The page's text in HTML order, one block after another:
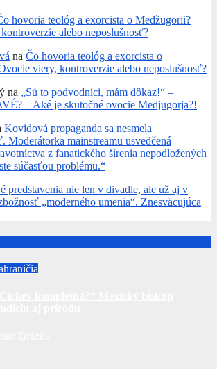
hovoria teológ a exorcista o Medžugorii?
alebo neposlušnosť?
na Čo hovoria teológ a exorcista o
viery, kontroverzie alebo neposlušnosť?
na „Sú to podvodníci, mám dôkaz!“ –
– Aké je skutočné ovocie Medjugorja?!
Kovidová propaganda sa nesmela
Moderátorka mainstreamu usvedčená
z fanatického šírenia nepodložených
súčasťou problému.“
predstavenia nie len v divadle, ale už aj v
„moderného umenia“. Znesväcujúca